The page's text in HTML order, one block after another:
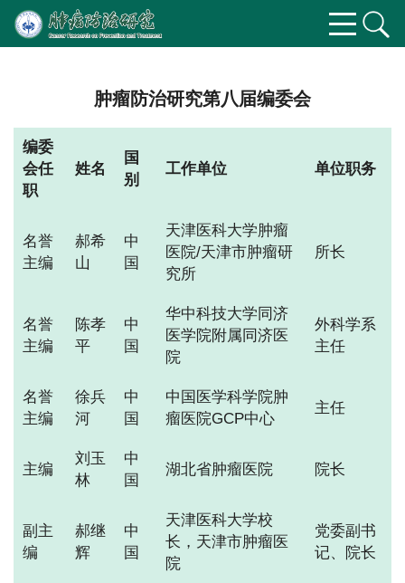
肿瘤防治研究第八届编委会
编委
会任
职
姓名
国
别
工作单位 单位职务
名誉
主编
郝希
山
中
国
天津医科大学肿瘤
医院/天津市肿瘤研
究所
所长
名誉
主编
陈孝
平
中
国
华中科技大学同济
医学院附属同济医
院
外科学系
主任
名誉
主编
徐兵
河
中
国
中国医学科学院肿
瘤医院GCP中心
主任
主编
刘玉
林
中
国
湖北省肿瘤医院 院长
副主
编
郝继
辉
中
国
天津医科大学校
长，天津市肿瘤医
院
党委副书
记、院长